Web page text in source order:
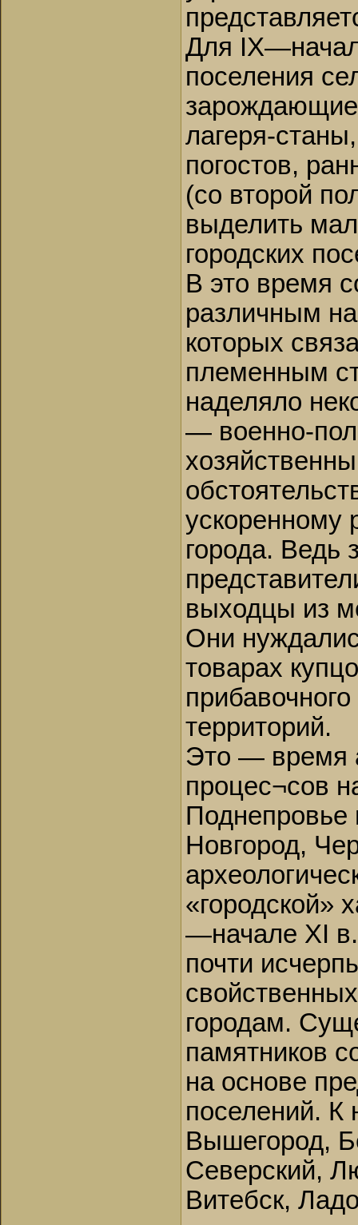
Для
поселения
лагеря-
погостов,
(со второй
выделить
городских
В это время
различным
которых
племенным
наделяло
— военно-
ускоренному
города. Ведь
выходцы из
Они
товарах
территорий.
Это — время
процес¬сов
Новгород,
«городской»
—начале XI
почти
городам.
памятников
на основе
поселений. К
Вышегород,
Северский,
Витебск,